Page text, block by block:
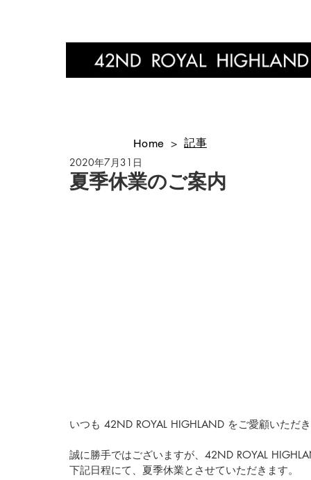
夏季休業のご案内
2020年7月31日
いつも 42ND ROYAL HIGHLAND をご愛顧いただ
誠に勝手ではございますが、42ND ROYAL
下記日程にて、夏季休業とさせていただきます。
Home > 記事